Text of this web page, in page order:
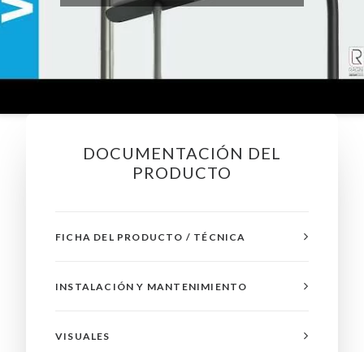
DOCUMENTACIÓN DEL
PRODUCTO
FICHA DEL PRODUCTO / TÉCNICA
INSTALACIÓN Y MANTENIMIENTO
VISUALES